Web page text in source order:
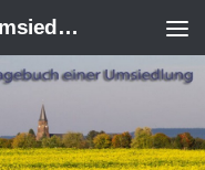
Dickbusch - Tagebuch der Umsiedlung von Kerpen-Manheim